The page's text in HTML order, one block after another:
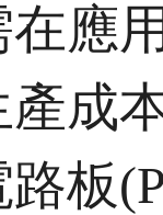
應
成
板